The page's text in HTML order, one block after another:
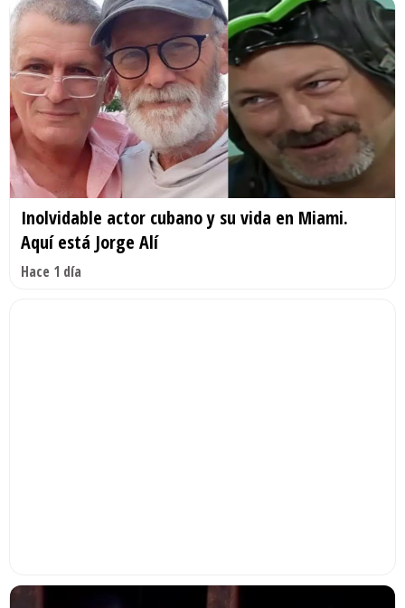
Inolvidable actor cubano y su vida en Miami.
Aquí está Jorge Alí
Hace 1 día